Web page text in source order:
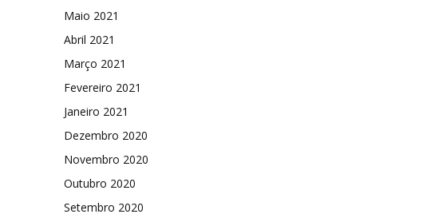
Maio 2021
Abril 2021
Março 2021
Fevereiro 2021
Janeiro 2021
Dezembro 2020
Novembro 2020
Outubro 2020
Setembro 2020